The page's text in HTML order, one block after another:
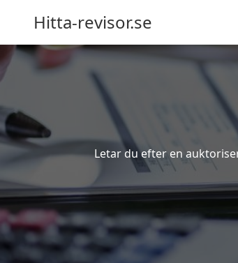
Hitta-revisor.se
Letar du efter en